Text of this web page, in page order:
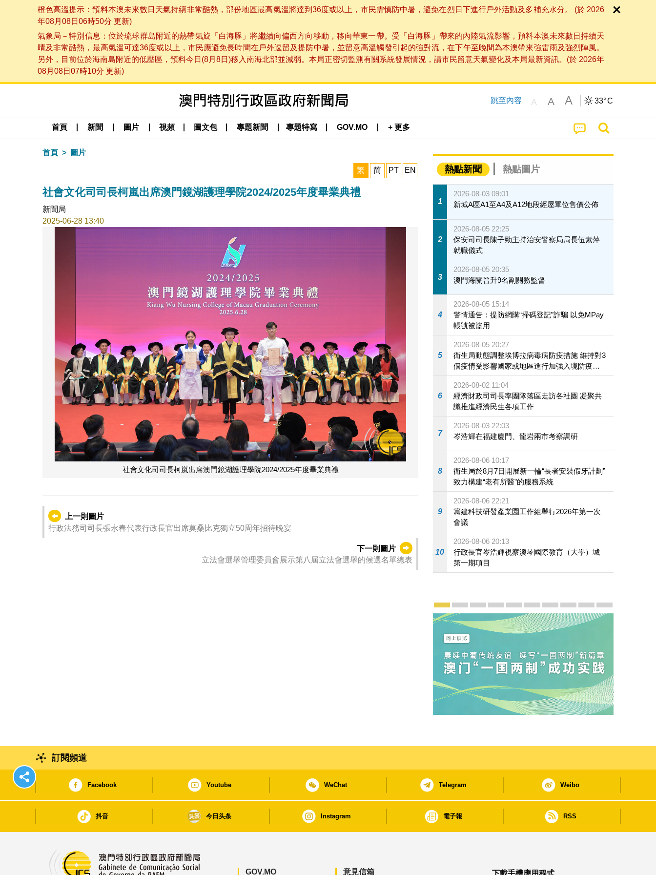
橙色高溫提示：預料本澳未來數日天氣持續非常酷熱，部份地區最高氣溫將達到36度或以上，市民需慎防中暑，避免在烈日下進行戶外活動及多補充水分。 (於 2026
年08月08日06時50分 更新)
氣象局－特別信息：位於琉球群島附近的熱帶氣旋「白海豚」將繼續向偏西方向移動，移向華東一帶。受「白海豚」帶來的內陸氣流影響，預料本澳未來數日持續天
晴及非常酷熱，最高氣溫可達36度或以上，市民應避免長時間在戶外逗留及提防中暑，並留意高溫觸發引起的強對流，在下午至晚間為本澳帶來強雷雨及強烈陣風。
另外，目前位於海南島附近的低壓區，預料今日(8月8日)移入南海北部並減弱。本局正密切監測有關系統發展情況，請市民留意天氣變化及本局最新資訊。(於 2026年
08月08日07時10分 更新)
跳至內容 A A A 33°C
首頁 新聞 圖片 視頻 圖文包 專題新聞 專題特寫 GOV.MO + 更多
首頁 圖片
繁 简 PT EN
社會文化司司長柯嵐出席澳門鏡湖護理學院2024/2025年度畢業典禮
新聞局
2025-06-28 13:40
社會文化司司長柯嵐出席澳門鏡湖護理學院2024/2025年度畢業典禮
上一則圖片
行政法務司司長張永春代表行政長官出席莫桑比克獨立50周年招待晚宴
下一則圖片
立法會選舉管理委員會展示第八屆立法會選舉的候選名單總表
熱點新聞 熱點圖片
1
2026-08-03 09:01
新城A區A1至A4及A12地段經屋單位售價公佈
2
2026-08-05 22:25
保安司司長陳子勁主持治安警察局局長伍素萍
就職儀式
3
2026-08-05 20:35
澳門海關晉升9名副關務監督
4
2026-08-05 15:14
警情通告：提防網購“掃碼登記”詐騙 以免MPay
帳號被盜用
5
2026-08-05 20:27
衛生局動態調整埃博拉病毒病防疫措施 維持對3
個疫情受影響國家或地區進行加強入境防疫措
施
6
2026-08-02 11:04
經濟財政司司長率團隊落區走訪各社團 凝聚共
識推進經濟民生各項工作
7
2026-08-03 22:03
岑浩輝在福建廈門、龍岩兩市考察調研
8
2026-08-06 10:17
衛生局於8月7日開展新一輪“長者安裝假牙計劃”
致力構建“老有所醫”的服務系統
9
2026-08-06 22:21
籌建科技研發產業園工作組舉行2026年第一次
會議
10
2026-08-06 20:13
行政長官岑浩輝視察澳琴國際教育（大學）城
第一期項目
宣傳及推廣
賡續中葡傳統友誼 續寫“一國兩制”新篇章 — 澳門“一國
澳門名片集
行政長官岑浩輝11月18日發表2026年施政報
施政特寫澳門特別行政區經濟和社會發展第
橫琴粵澳深度合作區專題網站
施政小講堂
走進澳門澳門相簿2020
《澳门微视
訂閱頻道
Facebook Youtube WeChat Telegram Weibo
抖音 今日头条 Instagram 電子報 RSS
GOV.MO 意見信箱 下載手機應用程式